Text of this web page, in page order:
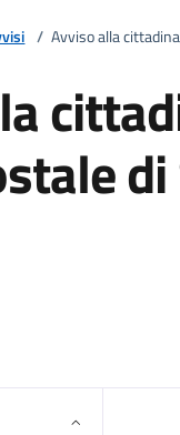
/ Avviso alla
di